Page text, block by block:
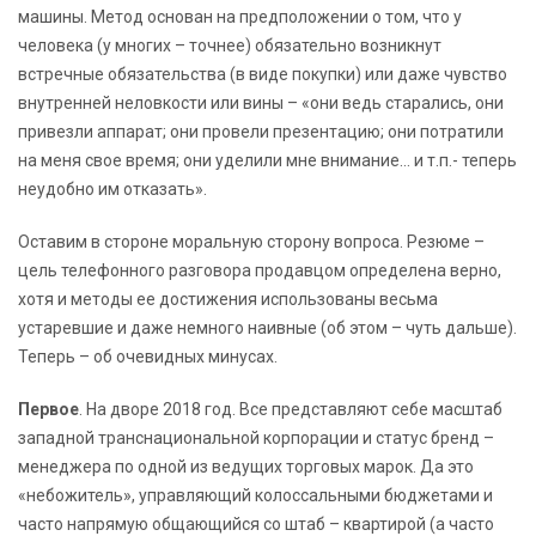
машины. Метод основан на предположении о том, что у
человека (у многих – точнее) обязательно возникнут
встречные обязательства (в виде покупки) или даже чувство
внутренней неловкости или вины – «они ведь старались, они
привезли аппарат; они провели презентацию; они потратили
на меня свое время; они уделили мне внимание… и т.п.- теперь
неудобно им отказать».
Оставим в стороне моральную сторону вопроса. Резюме –
цель телефонного разговора продавцом определена верно,
хотя и методы ее достижения использованы весьма
устаревшие и даже немного наивные (об этом – чуть дальше).
Теперь – об очевидных минусах.
Первое. На дворе 2018 год. Все представляют себе масштаб
западной транснациональной корпорации и статус бренд –
менеджера по одной из ведущих торговых марок. Да это
«небожитель», управляющий колоссальными бюджетами и
часто напрямую общающийся со штаб – квартирой (а часто